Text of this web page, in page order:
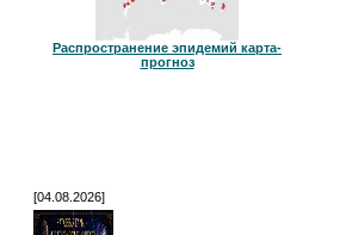
Распространение эпидемий карта-
прогноз
[04.08.2026]